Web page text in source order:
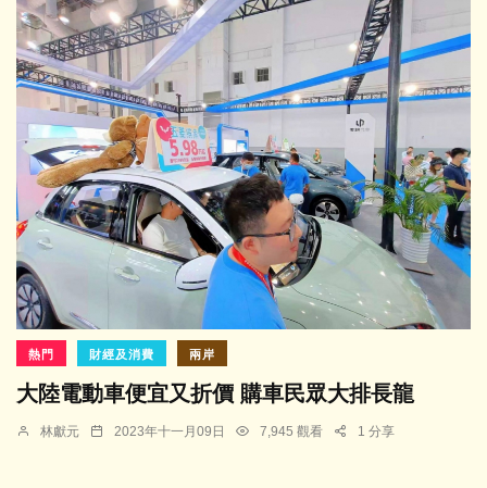
熱門 財經及消費 兩岸
大陸電動車便宜又折價 購車民眾大排長龍
林獻元 2023年十一月09日 7,945 觀看 1 分享